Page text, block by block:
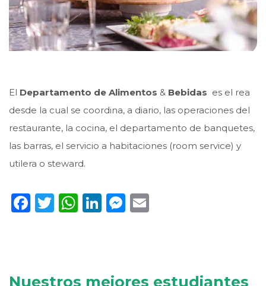
El Departamento de Alimentos & Bebidas es el rea
desde la cual se coordina, a diario, las operaciones del
restaurante, la cocina, el departamento de banquetes,
las barras, el servicio a habitaciones (room service) y
utilera o steward.
Facebook
Twitter
WhatsApp
LinkedIn
Messenger
Nuestros mejores estudiantes